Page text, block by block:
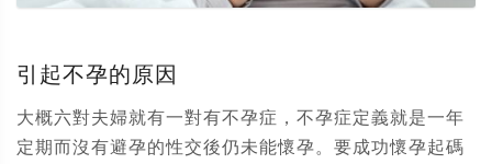
引起不孕的原因
大概六對夫婦就有一對有不孕症，不孕症定義就是一年
定期而沒有避孕的性交後仍未能懷孕。要成功懷孕起碼